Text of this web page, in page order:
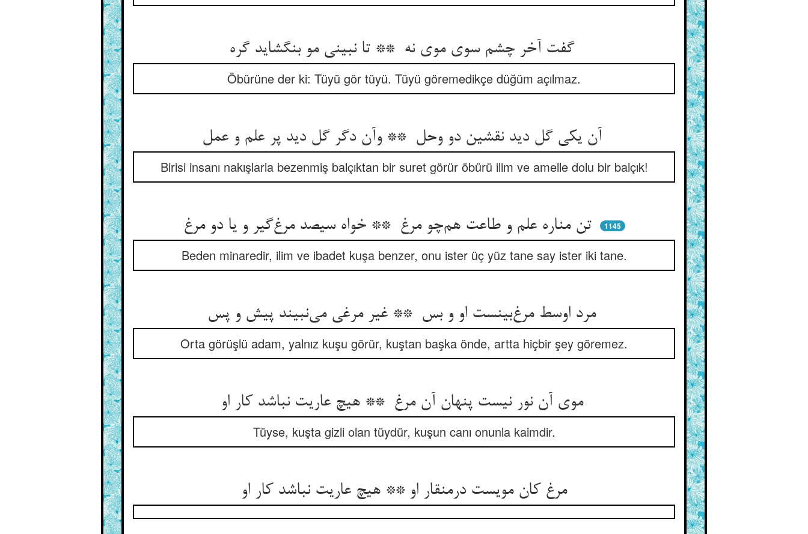
گفت آخر چشم سوی موی نه ** تا نبینی مو بنگشاید گره
Öbürüne der ki: Tüyü gör tüyü. Tüyü göremedikçe düğüm açılmaz.
Birisi insanı nakışlarla bezenmiş balçıktan bir suret görür öbürü ilim ve amelle dolu bir balçık!
تن مناره علم و طاعت هم‌چو مرغ ** خواه سیصد مرغ‌گیر و یا دو مرغ 1145
Beden minaredir, ilim ve ibadet kuşa benzer, onu ister üç yüz tane say ister iki tane.
مرد اوسط مرغ‌بینست او و بس ** غیر مرغی می‌نبیند پیش و پس
Orta görüşlü adam, yalnız kuşu görür, kuştan başka önde, artta hiçbir şey göremez.
موی آن نور نیست پنهان آن مرغ ** هیچ عاریت نباشد کار او
Tüyse, kuşta gizli olan tüydür, kuşun canı onunla kaimdir.
مرغ کان مویست درمنقار او ** هیچ عاریت نباشد کار او